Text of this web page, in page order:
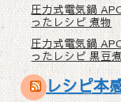
圧力式電気鍋
ったレシピ 煮物
圧力式電気鍋
ったレシピ 黒豆煮
レシピ本